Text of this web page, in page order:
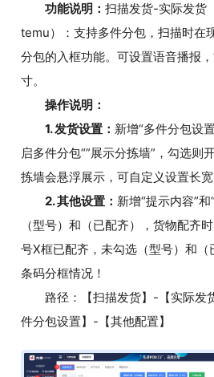
功能说明： 扫描发货-实际发货
temu）：支持多件分包，扫描时在
分包的入框功能。可设置语音播报
寸。
操作说明：
1. 发货设置： 新增“多件分包设
启多件分包“”展示分拣墙”，勾选则
拣墙会悬浮展示，可自定义设置长宽
2. 其他设置： 新增“提示内容”
（型号）和（已配齐），货物配齐
号X框已配齐，未勾选（型号）和
条码分框情况！
路径：【扫描发货】-【实际发
件分包设置】-【其他配置】